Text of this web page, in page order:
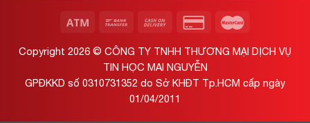
Copyright 2026 © CÔNG TY TNHH THƯƠNG MẠI DỊCH VỤ
TIN HỌC MAI NGUYỄN
GPĐKKD số 0310731352 do Sở KHĐT Tp.HCM cấp ngày
01/04/2011